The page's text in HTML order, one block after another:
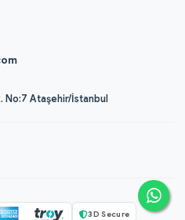
No:7 Ataşehir/İstanbul
3D Secure